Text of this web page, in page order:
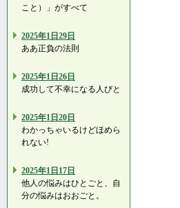
こと）」がすべて
2025年1日29日
ああ正負の法則
2025年1日26日
成功して不幸になる人びと
2025年1日20日
わかっちゃいるけどほめら
れない!
2025年1日17日
他人の悩みはひとごと、自
分の悩みはおおごと。